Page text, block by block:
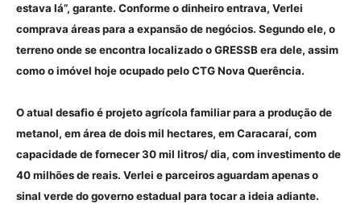
estava lá”, garante. Conforme o dinheiro entrava, Verlei
comprava áreas para a expansão de negócios. Segundo ele, o
terreno onde se encontra localizado o GRESSB era dele, assim
como o imóvel hoje ocupado pelo CTG Nova Querência.
O atual desafio é projeto agrícola familiar para a produção de
metanol, em área de dois mil hectares, em Caracaraí, com
capacidade de fornecer 30 mil litros/ dia, com investimento de
40 milhões de reais. Verlei e parceiros aguardam apenas o
sinal verde do governo estadual para tocar a ideia adiante.